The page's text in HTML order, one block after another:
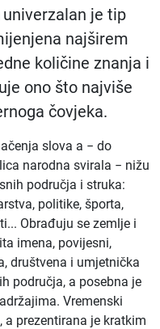
je tip
najširem
količine znanja i
ono što najviše
čovjeka.
slova a − do
narodna svirala − nižu
područja i struka:
politike, športa,
Obrađuju se zemlje i
imena, povijesni,
društvena i umjetnička
područja, a posebna je
Vremenski
a prezentirana je kratkim